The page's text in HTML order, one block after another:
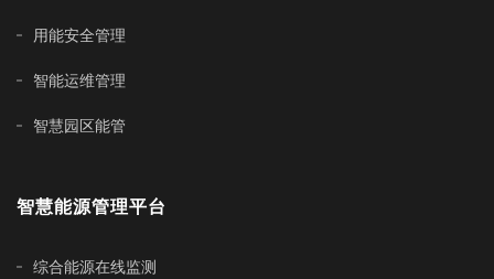
用能安全管理
智能运维管理
智慧园区能管
智慧能源管理平台
综合能源在线监测